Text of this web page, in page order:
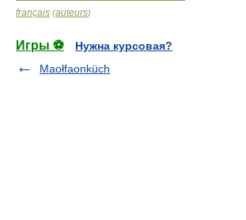
français (auteurs)
Игры ⚽
Нужна курсовая?
Maołfaonküch